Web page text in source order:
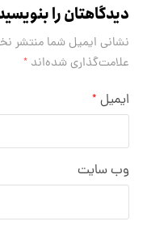
دیدگاهتان را
نشانی ایمیل شما منتشر
علامت‌گذاری شده‌اند*
ایمیل *
وب‌ سایت